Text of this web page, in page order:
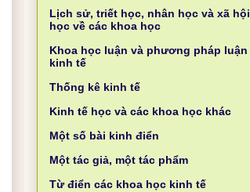
Lịch sử, triết học, nhân học và xã hội
học về các khoa học
Khoa học luận và phương pháp luận
kinh tế
Thống kê kinh tế
Kinh tế học và các khoa học khác
Một số bài kinh điển
Một tác giả, một tác phẩm
Từ điển các khoa học kinh tế